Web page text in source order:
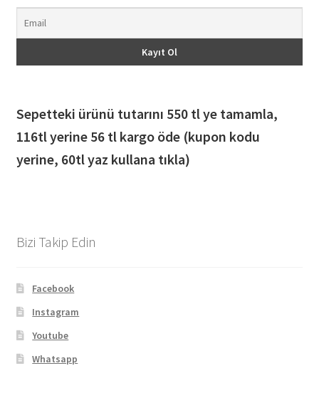
Sepetteki ürünü tutarını 550 tl ye tamamla,
116tl yerine 56 tl kargo öde (kupon kodu
yerine, 60tl yaz kullana tıkla)
Bizi Takip Edin
Facebook
Instagram
Youtube
Whatsapp